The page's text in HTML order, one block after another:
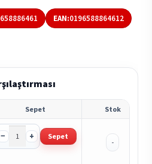
EAN:0196588864612
Sepet Stok
− + Sepet
-